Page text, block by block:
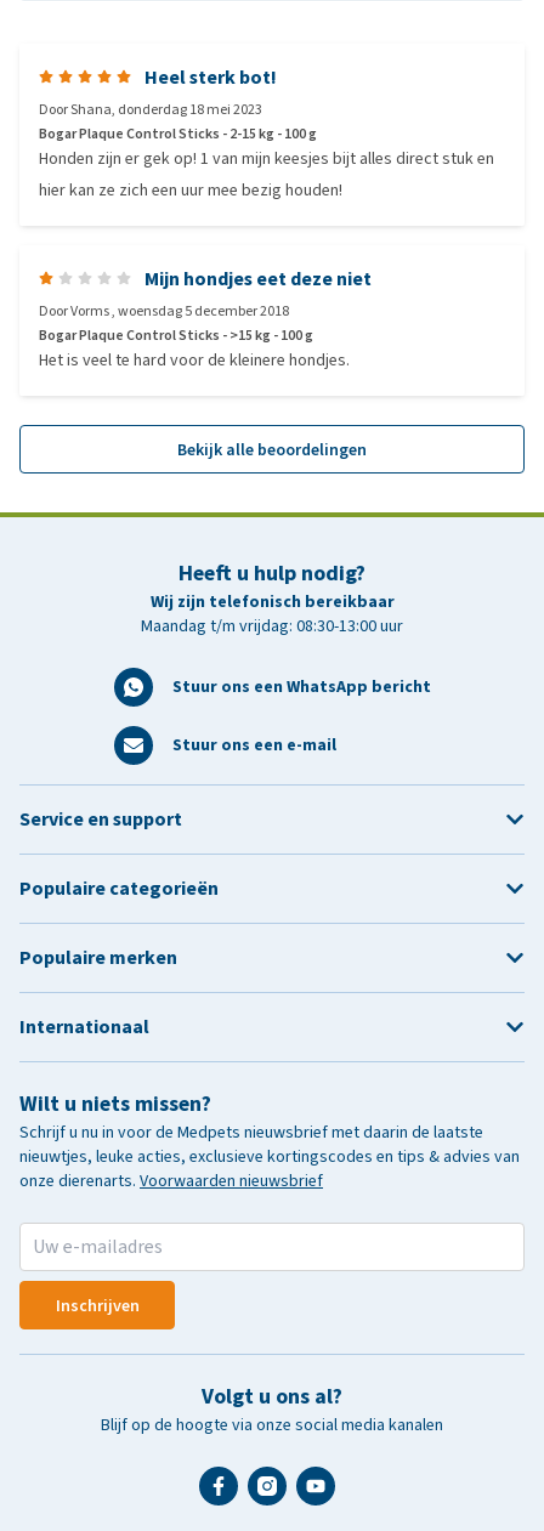
Heel sterk bot!
DoorShana, donderdag 18 mei 2023
Bogar Plaque Control Sticks - 2-15 kg - 100 g
Honden zijn er gek op! 1 van mijn keesjes bijt alles direct stuk en
hier kan ze zich een uur mee bezig houden!
Mijn hondjes eet deze niet
DoorVorms,woensdag 5 december 2018
Bogar Plaque Control Sticks - >15 kg - 100 g
Het is veel te hard voor de kleinere hondjes.
Bekijk alle beoordelingen
Heeft u hulp nodig?
Wij zijn telefonisch bereikbaar
Maandag t/m vrijdag: 08:30-13:00 uur
Stuur ons een WhatsApp bericht
Stuur ons een e-mail
Wilt u niets missen?
Schrijf u nu in voor de Medpets nieuwsbrief met daarin de laatste
nieuwtjes, leuke acties, exclusieve kortingscodes en tips & advies van
onze dierenarts. Voorwaarden nieuwsbrief
Inschrijven
Volgt u ons al?
Blijf op de hoogte via onze social media kanalen
Service en support
Populaire categorieën
Populaire merken
Internationaal